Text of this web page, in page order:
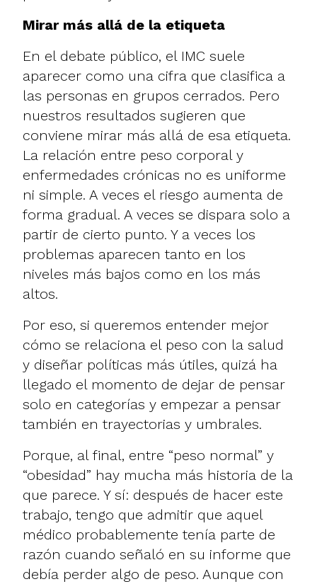
Mirar más allá de la etiqueta
En el debate público, el IMC suele
aparecer como una cifra que clasifica a
las personas en grupos cerrados. Pero
nuestros resultados sugieren que
conviene mirar más allá de esa etiqueta.
La relación entre peso corporal y
enfermedades crónicas no es uniforme
ni simple. A veces el riesgo aumenta de
forma gradual. A veces se dispara solo a
partir de cierto punto. Y a veces los
problemas aparecen tanto en los
niveles más bajos como en los más
altos.
Por eso, si queremos entender mejor
cómo se relaciona el peso con la salud
y diseñar políticas más útiles, quizá ha
llegado el momento de dejar de pensar
solo en categorías y empezar a pensar
también en trayectorias y umbrales.
Porque, al final, entre “peso normal” y
“obesidad” hay mucha más historia de la
que parece. Y sí: después de hacer este
trabajo, tengo que admitir que aquel
médico probablemente tenía parte de
razón cuando señaló en su informe que
debía perder algo de peso. Aunque con